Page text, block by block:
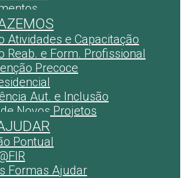
Atividades e Capacitação
Reab. e Form. Profissional
Precoce
Aut. e Inclusão
Novos Projetos
Pontual
Formas Ajudar